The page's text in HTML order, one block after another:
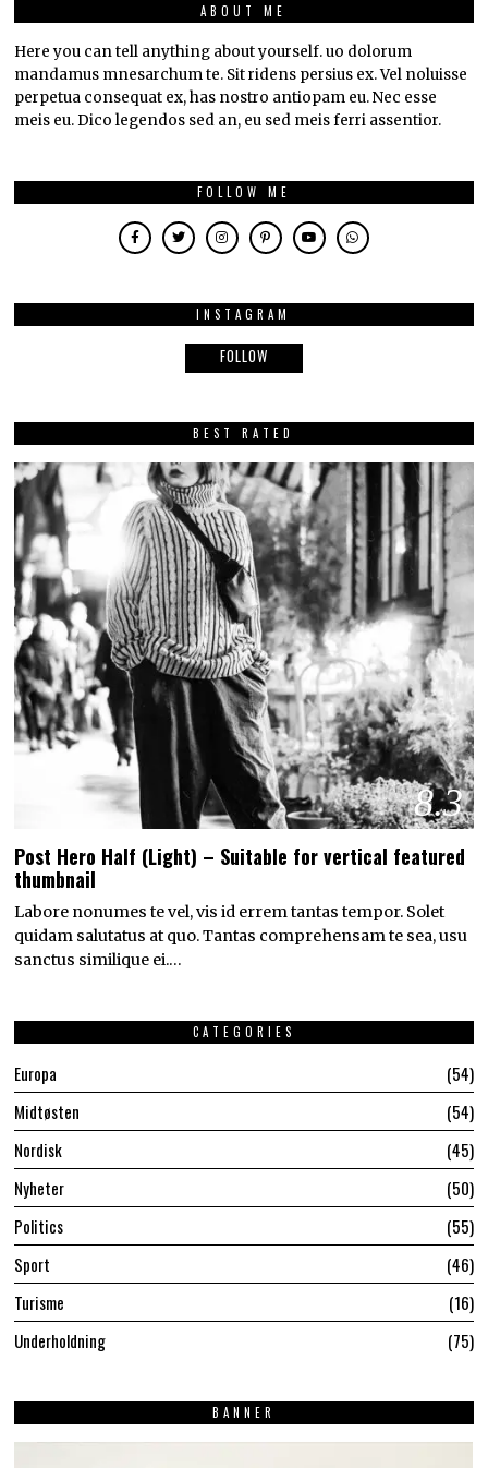
ABOUT ME
Here you can tell anything about yourself. uo dolorum
mandamus mnesarchum te. Sit ridens persius ex. Vel noluisse
perpetua consequat ex, has nostro antiopam eu. Nec esse
meis eu. Dico legendos sed an, eu sed meis ferri assentior.
FOLLOW ME
INSTAGRAM
FOLLOW
BEST RATED
8.3
Post Hero Half (Light) – Suitable for vertical featured
thumbnail
Labore nonumes te vel, vis id errem tantas tempor. Solet
quidam salutatus at quo. Tantas comprehensam te sea, usu
sanctus similique ei.…
CATEGORIES
Europa
54
Midtøsten
54
Nordisk
45
Nyheter
50
Politics
55
Sport
46
Turisme
16
Underholdning
75
BANNER